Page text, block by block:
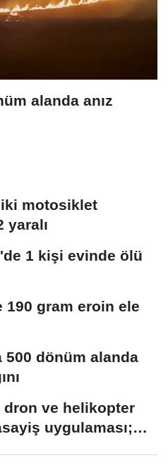
alanda anız
motosiklet
yaralı
1 kişi evinde ölü
190 gram eroin ele
500 dönüm alanda
dron ve helikopter
uygulaması;